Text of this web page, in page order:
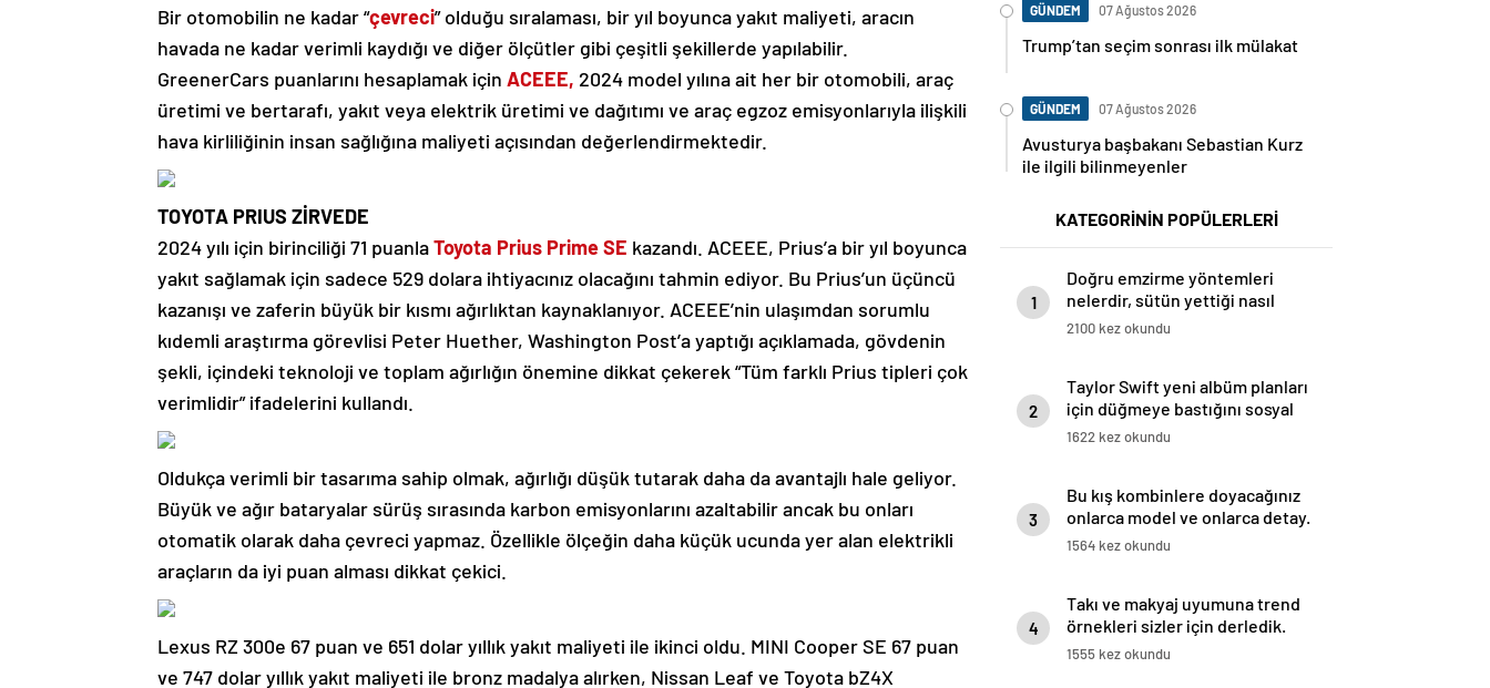
Bir otomobilin ne kadar “çevreci” olduğu sıralaması, bir yıl boyunca yakıt maliyeti, aracın
havada ne kadar verimli kaydığı ve diğer ölçütler gibi çeşitli şekillerde yapılabilir.
GreenerCars puanlarını hesaplamak için ACEEE, 2024 model yılına ait her bir otomobili, araç
üretimi ve bertarafı, yakıt veya elektrik üretimi ve dağıtımı ve araç egzoz emisyonlarıyla ilişkili
hava kirliliğinin insan sağlığına maliyeti açısından değerlendirmektedir.
TOYOTA PRIUS ZİRVEDE
2024 yılı için birinciliği 71 puanlaToyota Prius Prime SE kazandı. ACEEE, Prius’a bir yıl boyunca
yakıt sağlamak için sadece 529 dolara ihtiyacınız olacağını tahmin ediyor. Bu Prius’un üçüncü
kazanışı ve zaferin büyük bir kısmı ağırlıktan kaynaklanıyor. ACEEE’nin ulaşımdan sorumlu
kıdemli araştırma görevlisi Peter Huether, Washington Post’a yaptığı açıklamada, gövdenin
şekli, içindeki teknoloji ve toplam ağırlığın önemine dikkat çekerek “Tüm farklı Prius tipleri çok
verimlidir” ifadelerini kullandı.
Oldukça verimli bir tasarıma sahip olmak, ağırlığı düşük tutarak daha da avantajlı hale geliyor.
Büyük ve ağır bataryalar sürüş sırasında karbon emisyonlarını azaltabilir ancak bu onları
otomatik olarak daha çevreci yapmaz. Özellikle ölçeğin daha küçük ucunda yer alan elektrikli
araçların da iyi puan alması dikkat çekici.
Lexus RZ 300e 67 puan ve 651 dolar yıllık yakıt maliyeti ile ikinci oldu. MINI Cooper SE 67 puan
ve 747 dolar yıllık yakıt maliyeti ile bronz madalya alırken, Nissan Leaf ve Toyota bZ4X
GÜNDEM 07 Ağustos 2026
Trump’tan seçim sonrası ilk mülakat
GÜNDEM 07 Ağustos 2026
Avusturya başbakanı Sebastian Kurz
ile ilgili bilinmeyenler
KATEGORİNİN POPÜLERLERİ
1
Doğru emzirme yöntemleri
nelerdir, sütün yettiği nasıl
anlaşılır?
2100 kez okundu
2
Taylor Swift yeni albüm planları
için düğmeye bastığını sosyal
medyadan duyurdu!
1622 kez okundu
3
Bu kış kombinlere doyacağınız
onlarca model ve onlarca detay.
1564 kez okundu
4
Takı ve makyaj uyumuna trend
örnekleri sizler için derledik.
1555 kez okundu